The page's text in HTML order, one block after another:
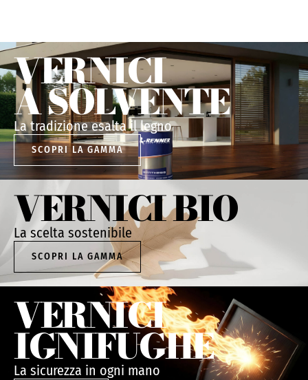
VERNICI
A SOLVENTE
La tradizione esalta il legno
SCOPRI LA GAMMA
VERNICI BIO
La scelta sostenibile
SCOPRI LA GAMMA
VERNICI
IGNIFUGHE
La sicurezza in ogni mano